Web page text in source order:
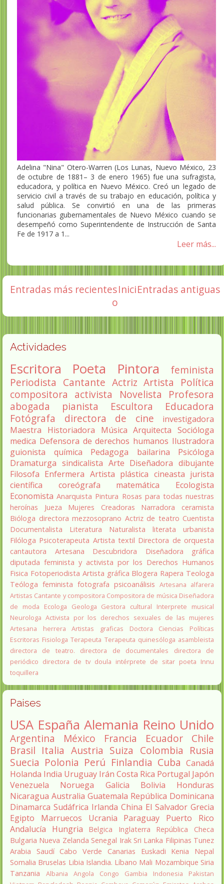
Adelina "Nina" Otero-Warren (Los Lunas, Nuevo México, 23
de octubre de 1881– 3 de enero 1965) fue una sufragista,
educadora, y política en Nuevo México. Creó un legado de
servicio civil a través de su trabajo en educación, política y
salud pública. Se convirtió en una de las primeras
funcionarias gubernamentales de Nuevo México cuando se
desempeñó como Superintendente de Instrucción de Santa
Fe de 1917 a 1...
Leer más...
Entradas más recientes Entradas antiguas
Inici
o
Actividades
Escritora Poeta Pintora
feminista
Periodista Cantante Actriz Artista
Política
compositora activista Novelista
Profesora
abogada
pianista Escultora
Educadora
Fotógrafa
directora de cine
investigadora
Maestra
Historiadora Música Arquitecta Socióloga
medica Defensora de derechos humanos Ilustradora
guionista
química Pedagoga bailarina
Psicóloga
Dramaturga sindicalista Arte Diseñadora dibujante
Filosofa Enfermera Artista plástica cineasta jurista
científica
coreógrafa matemática
Ecologista
Economista Anarquista Pintura Rosas para todas nuestras
heroínas
Jueza Mujeres Creadoras Narradora
ceramista
Bióloga directora mezzosoprano Actriz de teatro Cuentista
Documentalista
Literatura Naturalista literata
urbanista
Filóloga Psicoterapeuta Artista textil Directora de orquesta
cantautora
Artesana Descubridora
Diseñadora gráfica
diputada feminista y activista por los Derechos Humanos
Fisica Fotoperiodista Artista gráfica Blogera Rapera Teologa
Teóloga feminista fotografa psicoanálisis Artesana alfarera
Artistas Cantante y compositora Compositora de música Diseñadora
de moda
Ecologa Geologa Gestora cultural
Interprete musical
Neurologa Activista por los derechos sexuales de las mujeres
Artesana herrera
Artistas graficas
Doctora Ciencias Políticas
Escritoras Fisiologa Terapeuta Terapeuta quinesóloga asambleista
directora de teatro.
directora de documentales
directora de
periódico directora de tv doula intérprete de sitar poeta Innu
toquillera
Paises
USA España Alemania Reino Unido
Argentina México Francia Ecuador
Chile
Brasil Italia Austria Suiza Colombia Rusia
Suecia Polonia Perú Finlandia Cuba Canadá
Holanda India Uruguay Irán Costa Rica Portugal Japón
Venezuela
Noruega Galicia Bolivia
Honduras
Nicaragua Australia Guatemala República Dominicana
Dinamarca Sudáfrica Irlanda China El Salvador Grecia
Egipto
Marruecos Ucrania Paraguay
Puerto Rico
Andalucía
Hungria Belgica Inglaterra
República Checa
Bulgaria Nueva Zelanda Senegal Irak Sri Lanka Filipinas Tunez
Arabia Saudí Cabo Verde Canarias Euskadi Kenia
Nepal
Somalia Bruselas Libia Islandia. Líbano Mali Mozambique Siria
Tanzania
Albania Angola Congo Gambia Indonesia
Pakistan